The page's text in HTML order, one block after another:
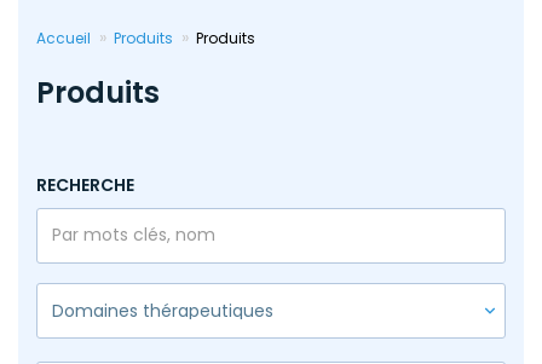
Accueil Produits Produits
Produits
RECHERCHE